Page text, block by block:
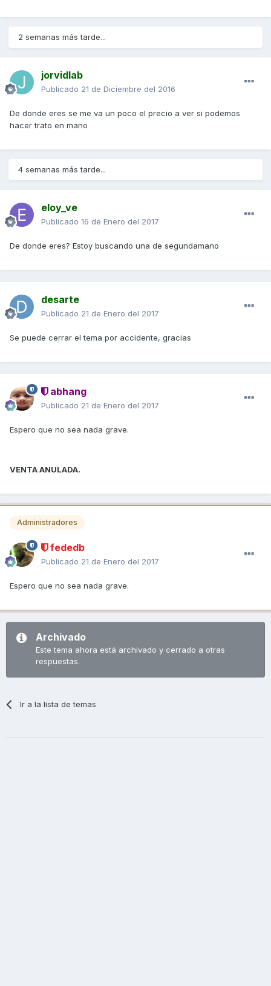
2 semanas más tarde...
jorvidlab
Publicado 21 de Diciembre del 2016
De donde eres se me va un poco el precio a ver si podemos
hacer trato en mano
4 semanas más tarde...
eloy_ve
Publicado 16 de Enero del 2017
De donde eres? Estoy buscando una de segundamano
desarte
Publicado 21 de Enero del 2017
Se puede cerrar el tema por accidente, gracias
abhang
Publicado 21 de Enero del 2017
Espero que no sea nada grave.
VENTA ANULADA.
Administradores
fededb
Publicado 21 de Enero del 2017
Espero que no sea nada grave.
Archivado
Este tema ahora está archivado y cerrado a otras
respuestas.
Ir a la lista de temas